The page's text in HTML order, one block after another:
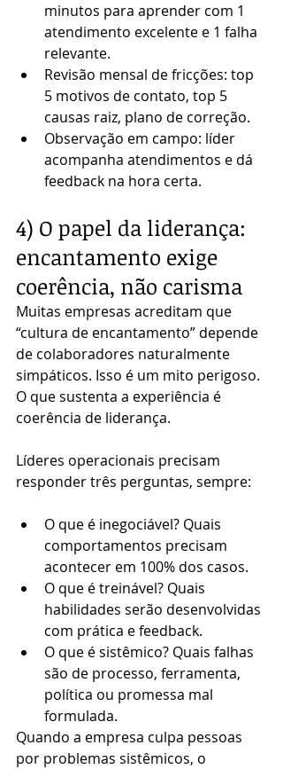
minutos para aprender com 1
atendimento excelente e 1 falha
relevante.
Revisão mensal de fricções: top
5 motivos de contato, top 5
causas raiz, plano de correção.
Observação em campo: líder
acompanha atendimentos e dá
feedback na hora certa.
4) O papel da liderança:
encantamento exige
coerência, não carisma
Muitas empresas acreditam que
“cultura de encantamento” depende
de colaboradores naturalmente
simpáticos. Isso é um mito perigoso.
O que sustenta a experiência é
coerência de liderança.
Líderes operacionais precisam
responder três perguntas, sempre:
O que é inegociável? Quais
comportamentos precisam
acontecer em 100% dos casos.
O que é treinável? Quais
habilidades serão desenvolvidas
com prática e feedback.
O que é sistêmico? Quais falhas
são de processo, ferramenta,
política ou promessa mal
formulada.
Quando a empresa culpa pessoas
por problemas sistêmicos, o